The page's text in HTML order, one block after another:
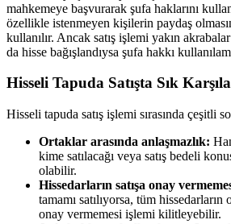
mahkemeye başvurarak şufa haklarını
özellikle istenmeyen kişilerin paydaş
kullanılır. Ancak satış işlemi yakın akrabalar
da hisse bağışlandıysa şufa hakkı
Hisseli Tapuda Satışta Sık
Hisseli tapuda satış işlemi sırasında çeşitli
Ortaklar arasında anlaşmazlık:
kime satılacağı veya satış bedeli
olabilir.
Hissedarların satışa onay
tamamı satılıyorsa, tüm
onay vermemesi işlemi kilitleyebilir.